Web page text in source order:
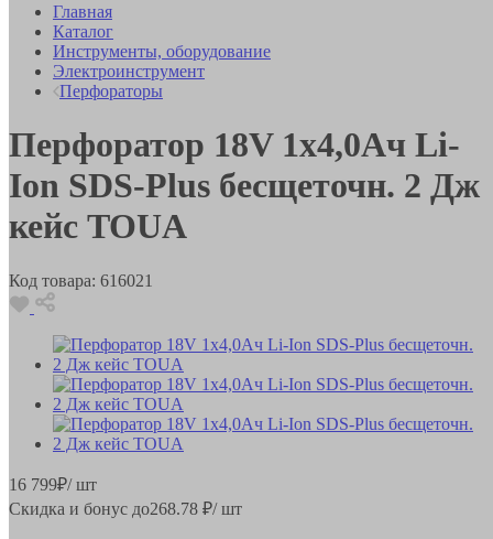
Главная
Каталог
Инструменты, оборудование
Электроинструмент
Перфораторы
Перфоратор 18V 1х4,0Ач Li-
Ion SDS-Plus бесщеточн. 2 Дж
кейс TOUA
Код товара: 616021
16 799₽/ шт
Скидка и бонус до268.78 ₽/ шт